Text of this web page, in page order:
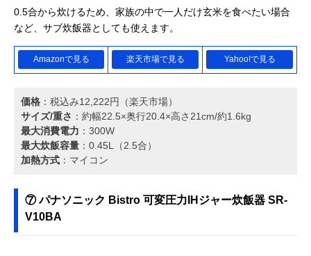
0.5合から炊けるため、家族の中で一人だけ玄米を食べたい場合
など、サブ炊飯器としても使えます。
Amazonで見る 楽天市場で見る Yahoo!で見る
価格 ：税込み12,222円（楽天市場）
サイズ/重さ ：約幅22.5×奥行20.4×高さ21cm/約1.6kg
最大消費電力 ：300W
最大炊飯容量 ：0.45L（2.5合）
加熱方式 ：マイコン
⑦ パナソニック Bistro 可変圧力IHジャー炊飯器 SR-
V10BA